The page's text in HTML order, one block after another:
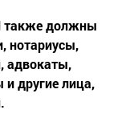
также должны
нотариусы,
адвокаты,
и другие лица,